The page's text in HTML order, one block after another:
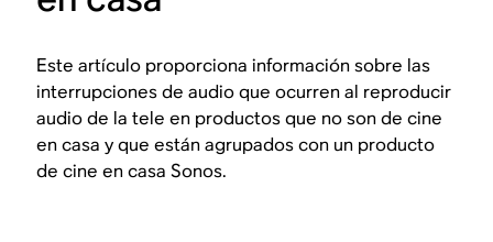
Este artículo proporciona información sobre las
interrupciones de audio que ocurren al reproducir
audio de la tele en productos que no son de cine
en casa y que están agrupados con un producto
de cine en casa Sonos.